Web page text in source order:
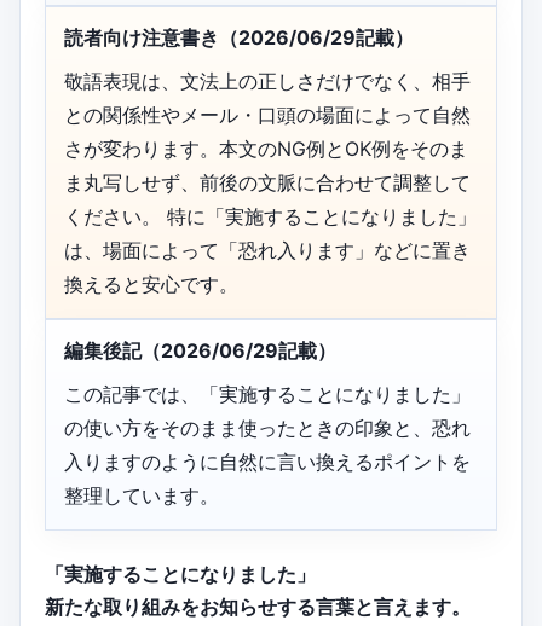
読者向け注意書き（2026/06/29記載）
敬語表現は、文法上の正しさだけでなく、相手
との関係性やメール・口頭の場面によって自然
さが変わります。本文のNG例とOK例をそのま
ま丸写しせず、前後の文脈に合わせて調整して
ください。 特に「実施することになりました」
は、場面によって「恐れ入ります」などに置き
換えると安心です。
編集後記（2026/06/29記載）
この記事では、「実施することになりました」
の使い方をそのまま使ったときの印象と、恐れ
入りますのように自然に言い換えるポイントを
整理しています。
「実施することになりました」
新たな取り組みをお知らせする言葉と言えます。